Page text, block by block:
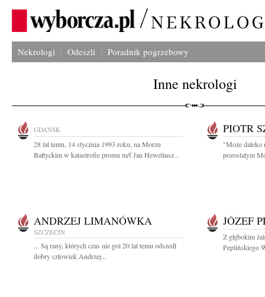
Nekrologi Odeszli Poradnik pogrzebowy
Inne nekrologi
GDAŃSK
28 lat temu, 14 stycznia 1993 roku, na Morzu
Bałtyckim w katastrofie promu m/f Jan Heweliusz...
PIOTR
"Może daleko
pozostałym
ANDRZEJ LIMANÓWKA
SZCZECIN
... Są rany, których czas nie goi 20 lat temu odszedł
dobry człowiek Andrzej...
JÓZEF
Z głębokim
Peplińskiego